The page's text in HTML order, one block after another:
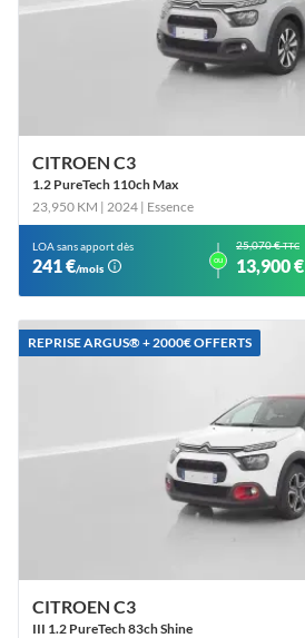
CITROEN C3
1.2 PureTech 110ch Max
23,950 KM | 2024 | Essence
LOA sans apport dès
241 €/mois
ou
25,070 €TTC
13,900 €
REPRISE ARGUS®️ + 2000€ OFFERTS
CITROEN C3
III 1.2 PureTech 83ch Shine